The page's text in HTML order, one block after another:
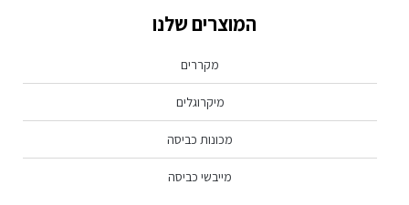
המוצרים שלנו
מקררים
מיקרוגלים
מכונות כביסה
מייבשי כביסה